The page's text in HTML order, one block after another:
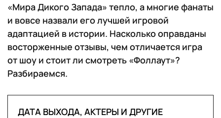
«Мира Дикого Запада» тепло, а многие фанаты
и вовсе назвали его лучшей игровой
адаптацией в истории. Насколько оправданы
восторженные отзывы, чем отличается игра
от шоу и стоит ли смотреть «Фоллаут»?
Разбираемся.
ДАТА ВЫХОДА, АКТЕРЫ И ДРУГИЕ